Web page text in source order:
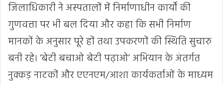
जिलाधिकारी ने अस्पतालों में निर्माणाधीन कार्यों की
गुणवत्ता पर भी बल दिया और कहा कि सभी निर्माण
मानकों के अनुसार पूरे हों तथा उपकरणों की स्थिति सुचारु
बनी रहे। ‘बेटी बचाओ बेटी पढ़ाओ’ अभियान के अंतर्गत
नुक्कड़ नाटकों और एएनएम/आशा कार्यकर्ताओं के माध्यम